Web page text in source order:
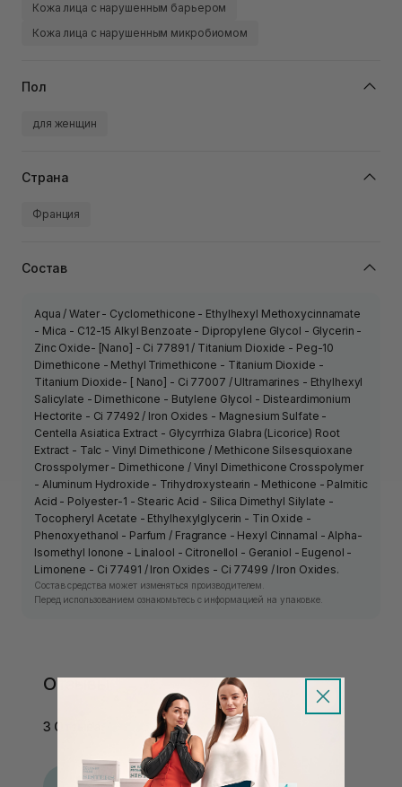
Кожа лица с нарушенным барьером
Кожа лица с нарушенным микробиомом
Пол
для женщин
Страна
Франция
Состав
Aqua / Water - Cyclomethicone - Ethylhexyl Methoxycinnamate
- Mica - C12-15 Alkyl Benzoate - Dipropylene Glycol - Glycerin -
Zinc Oxide- [Nano] - Ci 77891 / Titanium Dioxide - Peg-10
Dimethicone - Methyl Trimethicone - Titanium Dioxide -
Titanium Dioxide- [ Nano] - Ci 77007 / Ultramarines - Ethylhexyl
Salicylate - Dimethicone - Butylene Glycol - Disteardimonium
Hectorite - Ci 77492 / Iron Oxides - Magnesium Sulfate -
Centella Asiatica Extract - Glycyrrhiza Glabra (Licorice) Root
Extract - Talc - Vinyl Dimethicone / Methicone Silsesquioxane
Crosspolymer - Dimethicone / Vinyl Dimethicone Crosspolymer
- Aluminum Hydroxide - Trihydroxystearin - Methicone - Palmitic
Acid - Polyester-1 - Stearic Acid - Silica Dimethyl Silylate -
Tocopheryl Acetate - Ethylhexylglycerin - Tin Oxide -
Phenoxyethanol - Parfum / Fragrance - Hexyl Cinnamal - Alpha-
Isomethyl Ionone - Linalool - Citronellol - Geraniol - Eugenol -
Limonene - Ci 77491 / Iron Oxides - Ci 77499 / Iron Oxides.
Состав средства может изменяться производителем.
Перед использованием ознакомьтесь с информацией на упаковке.
Отзывы
3 Отзыва